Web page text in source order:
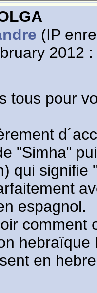
(IP
2012
tous pour
"Simha"
qui signifie
espagnol.
comment
en